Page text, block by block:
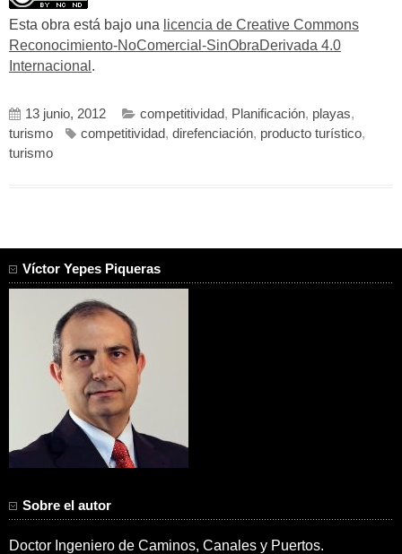
Esta obra está bajo una licencia de Creative Commons
Reconocimiento-NoComercial-SinObraDerivada 4.0
Internacional .
13 junio, 2012 competitividad, Planificación, playas,
turismo
competitividad, direfenciación, producto turístico,
turismo
Víctor Yepes Piqueras
Sobre el autor
Doctor Ingeniero de Caminos, Canales y Puertos.